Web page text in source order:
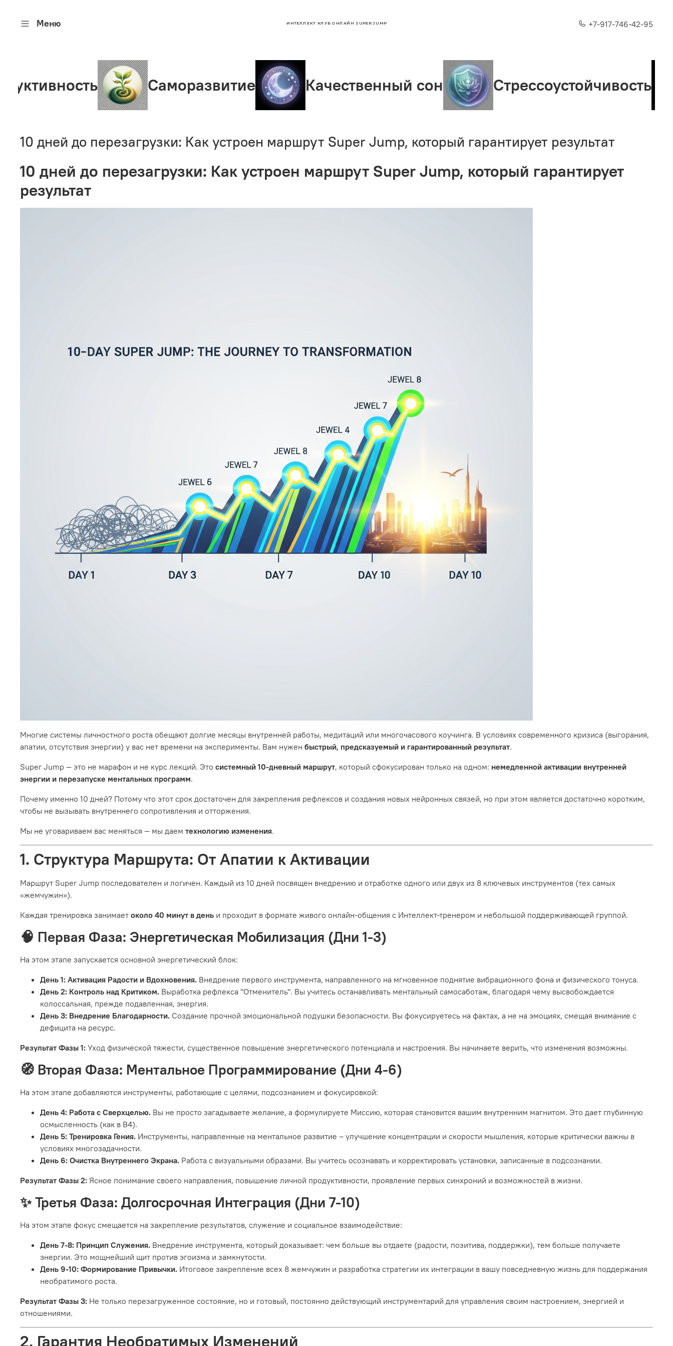
Меню ИНТЕЛЛЕКТ КЛУБ ОНЛАЙН SUPER JUMP +7-917-746-42-95
Саморазвитие Качественный сон Стрессоустойчивость
10 дней до перезагрузки: Как устроен маршрут Super Jump, который гарантирует результат
10 дней до перезагрузки: Как устроен маршрут Super Jump, который гарантирует
результат
Многие системы личностного роста обещают долгие месяцы внутренней работы, медитаций или многочасового коучинга. В условиях современного кризиса (выгорания,
апатии, отсутствия энергии) у вас нет времени на эксперименты. Вам нужен быстрый, предсказуемый и гарантированный результат.
Super Jump — это не марафон и не курс лекций. Это системный 10-дневный маршрут, который сфокусирован только на одном: немедленной активации внутренней
энергии и перезапуске ментальных программ.
Почему именно 10 дней? Потому что этот срок достаточен для закрепления рефлексов и создания новых нейронных связей, но при этом является достаточно коротким,
чтобы не вызывать внутреннего сопротивления и отторжения.
Мы не уговариваем вас меняться — мы даем технологию изменения.
1. Структура Маршрута: От Апатии к Активации
Маршрут Super Jump последователен и логичен. Каждый из 10 дней посвящен внедрению и отработке одного или двух из 8 ключевых инструментов (тех самых
«жемчужин»).
Каждая тренировка занимает около 40 минут в день и проходит в формате живого онлайн-общения с Интеллект-тренером и небольшой поддерживающей группой.
🧠 Первая Фаза: Энергетическая Мобилизация (Дни 1-3)
На этом этапе запускается основной энергетический блок:
День 1: Активация Радости и Вдохновения. Внедрение первого инструмента, направленного на мгновенное поднятие вибрационного фона и физического тонуса.
День 2: Контроль над Критиком. Выработка рефлекса "Отменитель". Вы учитесь останавливать ментальный самосаботаж, благодаря чему высвобождается
колоссальная, прежде подавленная, энергия.
День 3: Внедрение Благодарности. Создание прочной эмоциональной подушки безопасности. Вы фокусируетесь на фактах, а не на эмоциях, смещая внимание с
дефицита на ресурс.
Результат Фазы 1: Уход физической тяжести, существенное повышение энергетического потенциала и настроения. Вы начинаете верить, что изменения возможны.
🧭 Вторая Фаза: Ментальное Программирование (Дни 4-6)
На этом этапе добавляются инструменты, работающие с целями, подсознанием и фокусировкой:
День 4: Работа с Сверхцелью. Вы не просто загадываете желание, а формулируете Миссию, которая становится вашим внутренним магнитом. Это дает глубинную
осмысленность (как в В4).
День 5: Тренировка Гения. Инструменты, направленные на ментальное развитие – улучшение концентрации и скорости мышления, которые критически важны в
условиях многозадачности.
День 6: Очистка Внутреннего Экрана. Работа с визуальными образами. Вы учитесь осознавать и корректировать установки, записанные в подсознании.
Результат Фазы 2: Ясное понимание своего направления, повышение личной продуктивности, проявление первых синхроний и возможностей в жизни.
✨ Третья Фаза: Долгосрочная Интеграция (Дни 7-10)
На этом этапе фокус смещается на закрепление результатов, служение и социальное взаимодействие:
День 7-8: Принцип Служения. Внедрение инструмента, который доказывает: чем больше вы отдаете (радости, позитива, поддержки), тем больше получаете
энергии. Это мощнейший щит против эгоизма и замкнутости.
День 9-10: Формирование Привычки. Итоговое закрепление всех 8 жемчужин и разработка стратегии их интеграции в вашу повседневную жизнь для поддержания
необратимого роста.
Результат Фазы 3: Не только перезагруженное состояние, но и готовый, постоянно действующий инструментарий для управления своим настроением, энергией и
отношениями.
2. Гарантия Необратимых Изменений